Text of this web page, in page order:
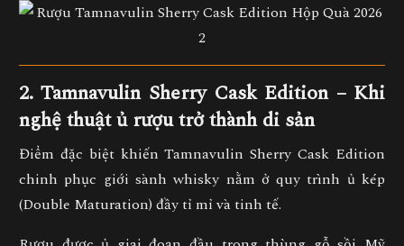
2. Tamnavulin Sherry Cask Edition – Khi
nghệ thuật ủ rượu trở thành di sản
Điểm đặc biệt khiếnTamnavulin Sherry Cask Edition
chinh phục giới sành whisky nằm ởquy trình ủ kép
(Double Maturation) đầy tỉ mỉ và tinh tế.